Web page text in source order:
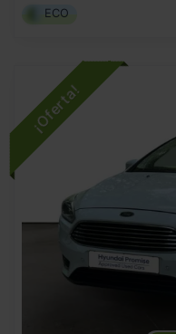
ECO